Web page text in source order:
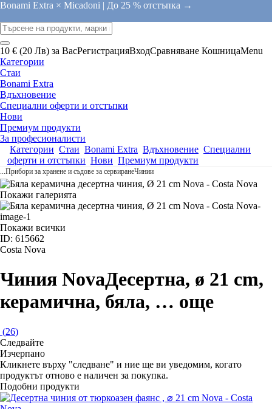
Bonami Extra × Micadoni | До 25 % отстъпка →
10 € (20 Лв) за ВасРегистрацияВходСравняване КошницаMenu
Категории
Стаи
Bonami Extra
Вдъхновение
Специални оферти и отстъпки
Нови
Премиум продукти
За професионалисти
Категории Стаи Bonami Extra Вдъхновение Специални
оферти и отстъпки Нови Премиум продукти
...Прибори за хранене и съдове за сервиранеЧинии
Покажи галерията
Покажи всички
ID: 615662
Costa Nova
Чиния NovaДесертна, ø 21 cm,
керамична, бяла, … още
(26)
Следвайте
Изчерпанo
Кликнете върху "следване" и ние ще ви уведомим, когато
продуктът отново е наличен за покупка.
Подобни продукти